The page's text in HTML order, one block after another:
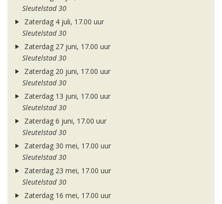
Sleutelstad 30
Zaterdag 4 juli, 17.00 uur
Sleutelstad 30
Zaterdag 27 juni, 17.00 uur
Sleutelstad 30
Zaterdag 20 juni, 17.00 uur
Sleutelstad 30
Zaterdag 13 juni, 17.00 uur
Sleutelstad 30
Zaterdag 6 juni, 17.00 uur
Sleutelstad 30
Zaterdag 30 mei, 17.00 uur
Sleutelstad 30
Zaterdag 23 mei, 17.00 uur
Sleutelstad 30
Zaterdag 16 mei, 17.00 uur